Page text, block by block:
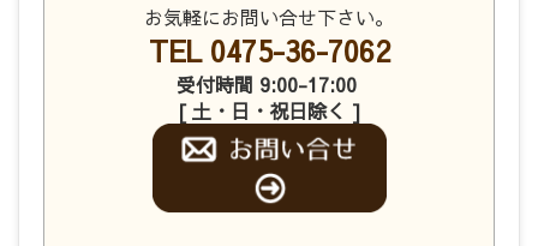
お気軽にお問い合せ下さい。
TEL 0475-36-7062
受付時間 9:00-17:00
[ 土・日・祝日除く ]